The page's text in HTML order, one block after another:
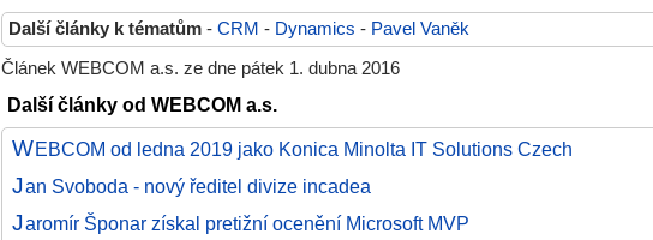
Další články k tématům - CRM - Dynamics - Pavel Vaněk
Článek WEBCOM a.s. ze dne pátek 1. dubna 2016
Další články od WEBCOM a.s.
WEBCOM od ledna 2019 jako Konica Minolta IT Solutions Czech
Jan Svoboda - nový ředitel divize incadea
Jaromír Šponar získal pretižní ocenění Microsoft MVP